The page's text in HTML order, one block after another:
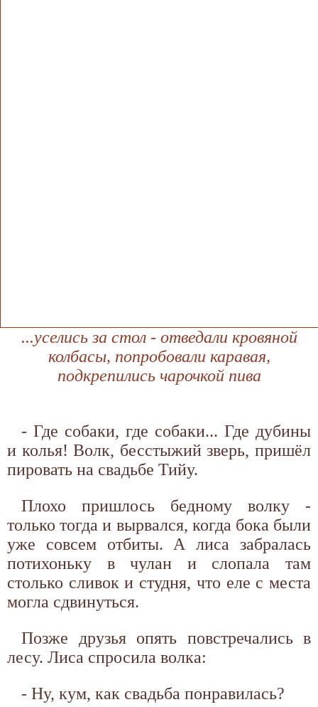
...уселись за стол - отведали кровяной
колбасы, попробовали каравая,
подкрепились чарочкой пива
- Где собаки, где собаки... Где дубины
и колья! Волк, бесстыжий зверь, пришёл
пировать на свадьбе Тийу.
Плохо пришлось бедному волку -
только тогда и вырвался, когда бока были
уже совсем отбиты. А лиса забралась
потихоньку в чулан и слопала там
столько сливок и студня, что еле с места
могла сдвинуться.
Позже друзья опять повстречались в
лесу. Лиса спросила волка:
- Ну, кум, как свадьба понравилась?